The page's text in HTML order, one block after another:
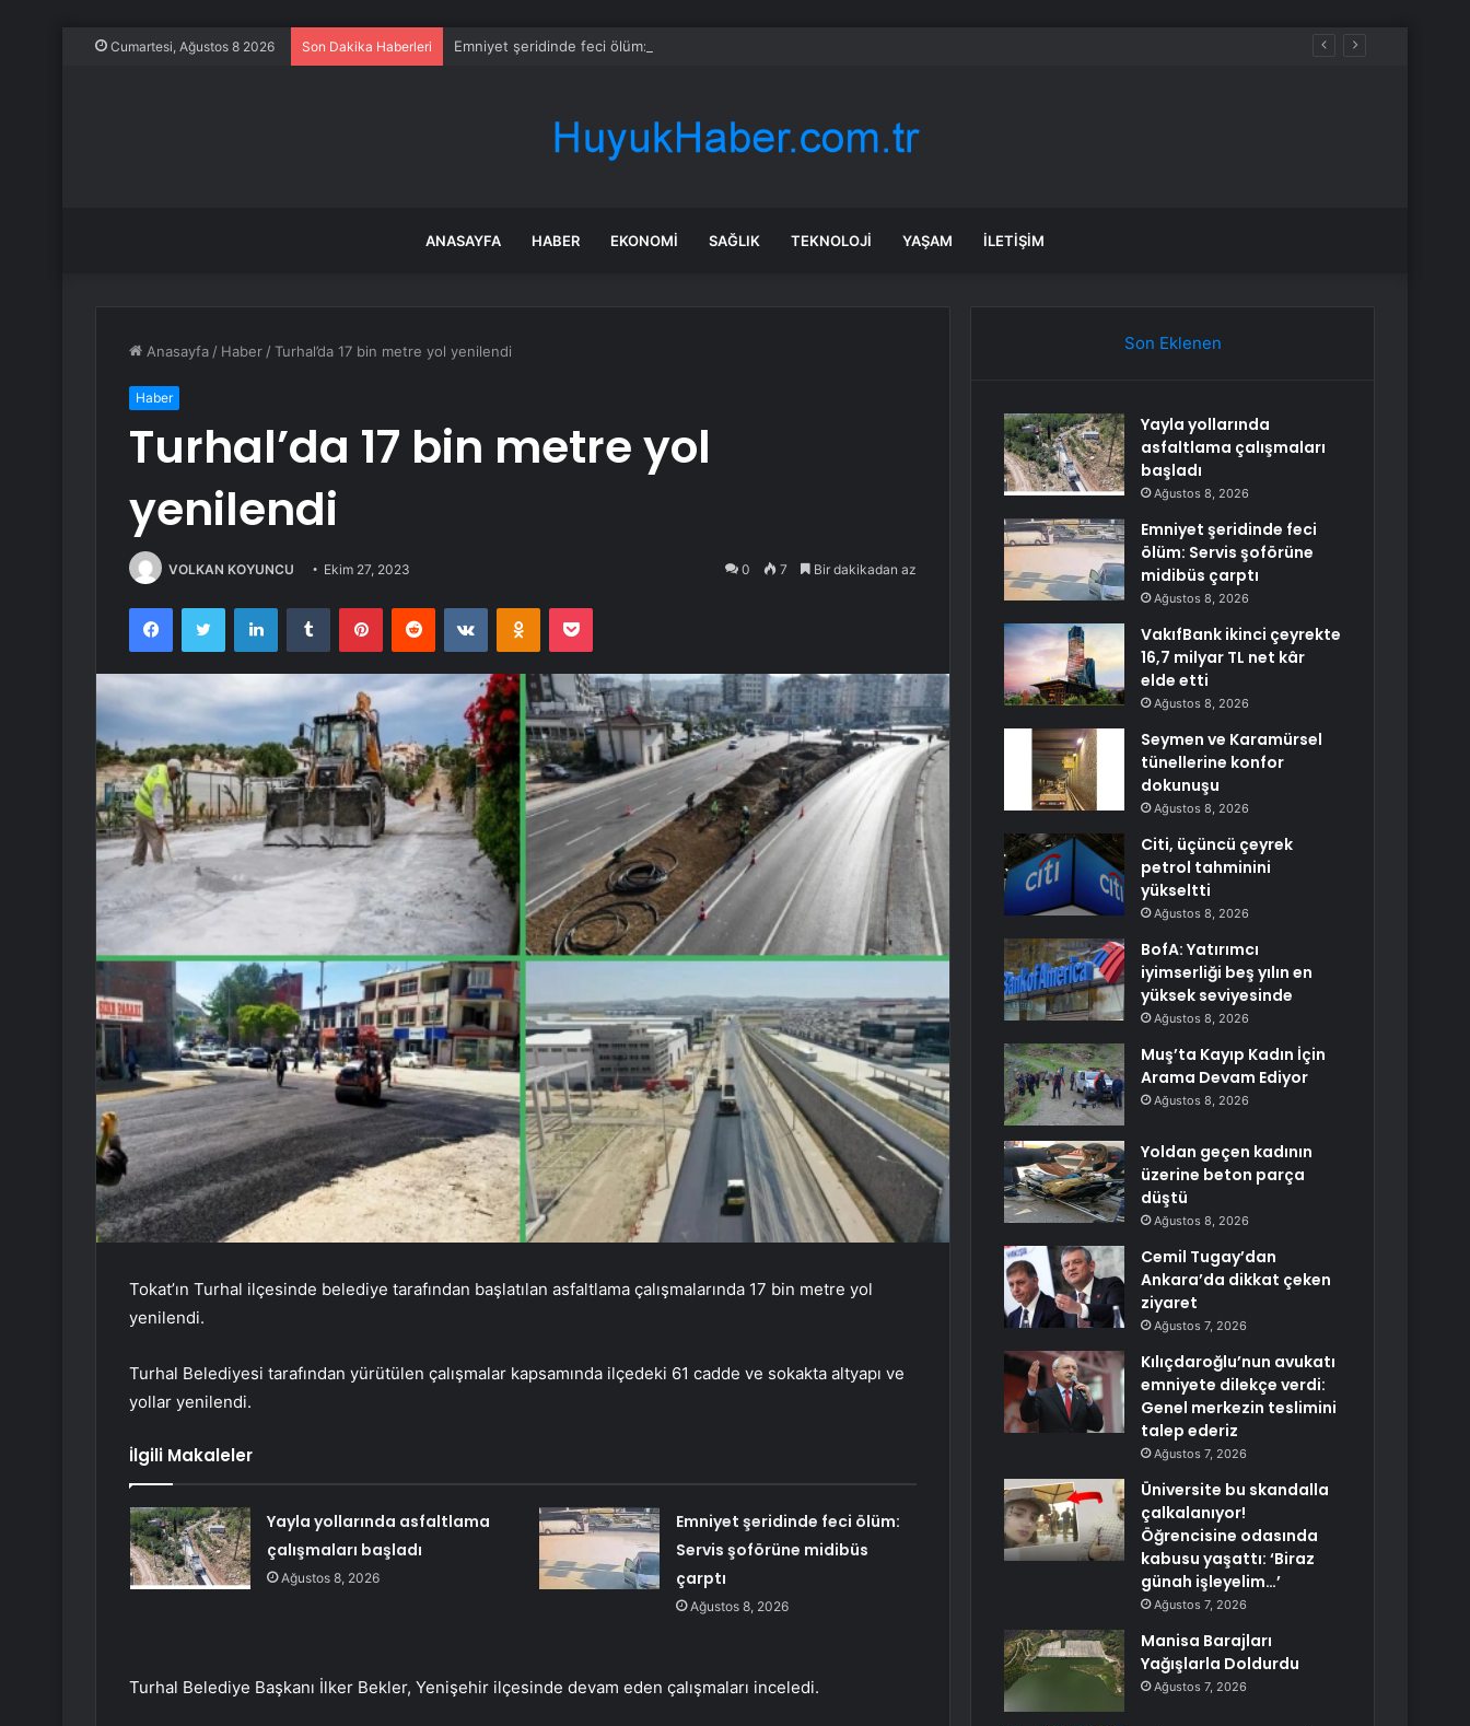
Cumartesi, Ağustos 8 2026 Son Dakika Haberleri Emniyet şeridinde feci ölüm: Servis şoförüne midibüs çarptı
ANASAYFA HABER EKONOMI SAĞLIK TEKNOLOJI YAŞAM İLETIŞIM
Anasayfa / Haber /Turhal’da 17 bin metre yol yenilendi
Haber
Turhal’da 17 bin metre yol
yenilendi
VOLKAN KOYUNCU Ekim 27, 2023 0 7 Bir dakikadan az
FacebookTwitter LinkedInTumblr PinterestReddit VKontakteOdnoklassniki
Pocket
Tokat’ın Turhal ilçesinde belediye tarafından başlatılan asfaltlama çalışmalarında 17 bin metre yol
yenilendi.
Turhal Belediyesi tarafından yürütülen çalışmalar kapsamında ilçedeki 61 cadde ve sokakta altyapı ve
yollar yenilendi.
İlgili Makaleler
Yayla yollarında asfaltlama
çalışmaları başladı
Ağustos 8, 2026
Emniyet şeridinde feci ölüm:
Servis şoförüne midibüs
çarptı
Ağustos 8, 2026
Turhal Belediye Başkanı İlker Bekler, Yenişehir ilçesinde devam eden çalışmaları inceledi.
Son Eklenen
Yayla yollarında
asfaltlama çalışmaları
başladı
Ağustos 8, 2026
Emniyet şeridinde feci
ölüm: Servis şoförüne
midibüs çarptı
Ağustos 8, 2026
VakıfBank ikinci çeyrekte
16,7 milyar TL net kâr
elde etti
Ağustos 8, 2026
Seymen ve Karamürsel
tünellerine konfor
dokunuşu
Ağustos 8, 2026
Citi, üçüncü çeyrek
petrol tahminini
yükseltti
Ağustos 8, 2026
BofA: Yatırımcı
iyimserliği beş yılın en
yüksek seviyesinde
Ağustos 8, 2026
Muş’ta Kayıp Kadın İçin
Arama Devam Ediyor
Ağustos 8, 2026
Yoldan geçen kadının
üzerine beton parça
düştü
Ağustos 8, 2026
Cemil Tugay’dan
Ankara’da dikkat çeken
ziyaret
Ağustos 7, 2026
Kılıçdaroğlu’nun avukatı
emniyete dilekçe verdi:
Genel merkezin teslimini
talep ederiz
Ağustos 7, 2026
Üniversite bu skandalla
çalkalanıyor!
Öğrencisine odasında
kabusu yaşattı: ‘Biraz
günah işleyelim…’
Ağustos 7, 2026
Manisa Barajları
Yağışlarla Doldurdu
Ağustos 7, 2026